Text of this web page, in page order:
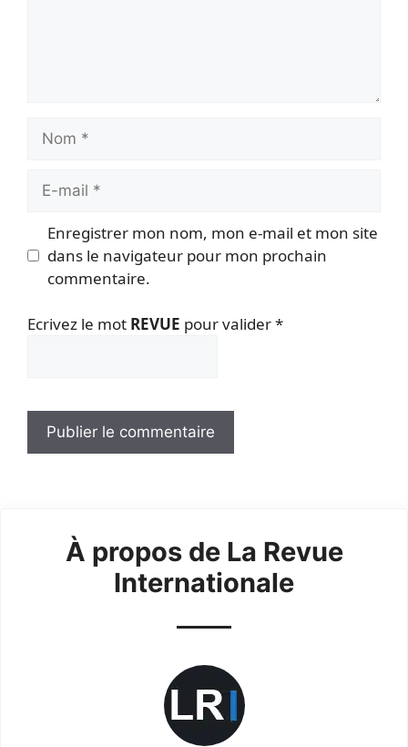
mail
Enregistrer mon nom, mon e-mail et mon site
dans le navigateur pour mon prochain
commentaire.
Ecrivez le mot REVUE pour valider*
À propos de La Revue
Internationale